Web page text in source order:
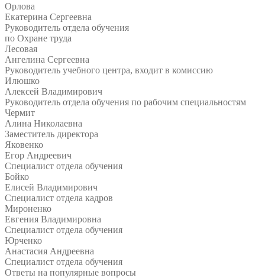
Орлова
Екатерина Сергеевна
Руководитель отдела обучения
по Охране труда
Лесовая
Ангелина Сергеевна
Руководитель учебного центра, входит в комиссию
Илюшко
Алексей Владимирович
Руководитель отдела обучения по рабочим специальностям
Чермит
Алина Николаевна
Заместитель директора
Яковенко
Егор Андреевич
Специалист отдела обучения
Бойко
Елисей Владимирович
Специалист отдела кадров
Мироненко
Евгения Владимировна
Специалист отдела обучения
Юрченко
Анастасия Андреевна
Специалист отдела обучения
Ответы на популярные вопросы